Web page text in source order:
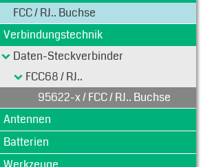
FCC / RJ.. Buchse
Verbindungstechnik
Daten-Steckverbinder
FCC68 / RJ..
95622-x / FCC / RJ.. Buchse
Antennen
Batterien